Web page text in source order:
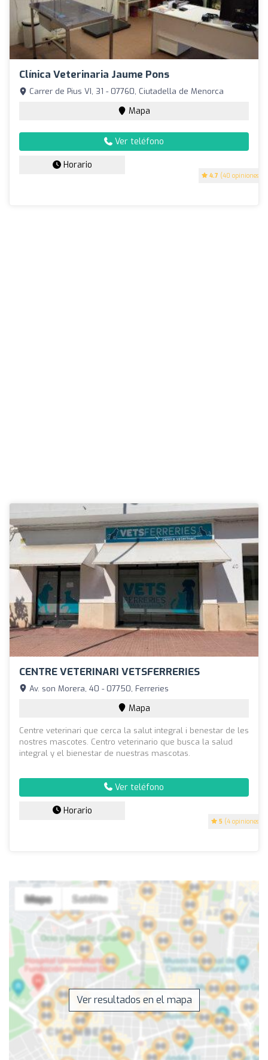
Clínica Veterinaria Jaume Pons
4.7 (40 opiniones)
Carrer de Pius VI, 31 - 07760, Ciutadella de Menorca
Mapa
Ver teléfono
Horario
CENTRE VETERINARI VETSFERRERIES
5 (4 opiniones)
Av. son Morera, 40 - 07750, Ferreries
Mapa
Centre veterinari que cerca la salut integral i benestar de les
nostres mascotes. Centro veterinario que busca la salud
integral y el bienestar de nuestras mascotas.
Ver teléfono
Horario
Ver resultados en el mapa